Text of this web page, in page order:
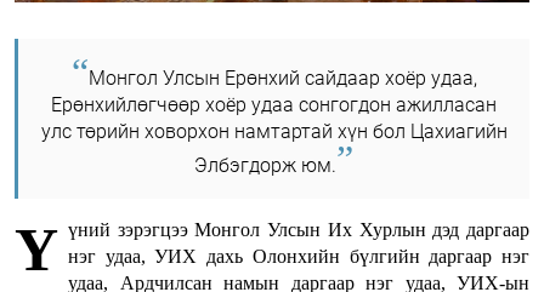
Монгол Улсын Ерөнхий сайдаар хоёр удаа,
Ерөнхийлөгчөөр хоёр удаа сонгогдон ажилласан
улс төрийн ховорхон намтартай хүн бол Цахиагийн
Элбэгдорж юм.
Ү үний зэрэгцээ Монгол Улсын Их Хурлын дэд даргаар
нэг удаа, УИХ дахь Олонхийн бүлгийн даргаар нэг
удаа, Ардчилсан намын даргаар нэг удаа, УИХ-ын